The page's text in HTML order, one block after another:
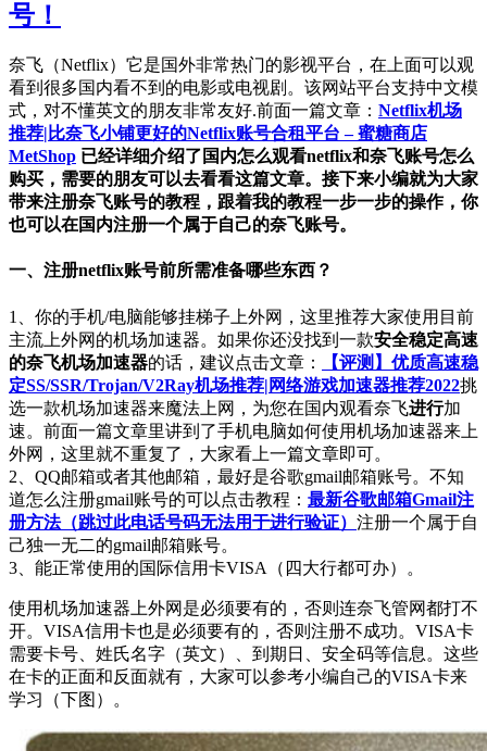
号！
奈飞（Netflix）它是国外非常热门的影视平台，在上面可以观
看到很多国内看不到的电影或电视剧。该网站平台支持中文模
式，对不懂英文的朋友非常友好.前面一篇文章： Netflix机场
推荐|比奈飞小铺更好的Netflix账号合租平台 – 蜜糖商店
MetShop 已经详细介绍了国内怎么观看netflix和奈飞账号怎么
购买，需要的朋友可以去看看这篇文章。接下来小编就为大家
带来注册奈飞账号的教程，跟着我的教程一步一步的操作，你
也可以在国内注册一个属于自己的奈飞账号。
一、注册netflix账号前所需准备哪些东西？
1、你的手机/电脑能够挂梯子上外网，这里推荐大家使用目前
主流上外网的机场加速器。如果你还没找到一款安全稳定高速
的奈飞机场加速器的话，建议点击文章：
【评测】优质高速稳
定SS/SSR/Trojan/V2Ray机场推荐|网络游戏加速器推荐2022挑
选一款机场加速器来魔法上网，为您在国内观看奈飞进行加
速。前面一篇文章里讲到了手机电脑如何使用机场加速器来上
外网，这里就不重复了，大家看上一篇文章即可。
2、QQ邮箱或者其他邮箱，最好是谷歌gmail邮箱账号。不知
道怎么注册gmail账号的可以点击教程： 最新谷歌邮箱Gmail注
册方法（跳过此电话号码无法用于进行验证） 注册一个属于自
己独一无二的gmail邮箱账号。
3、能正常使用的国际信用卡VISA（四大行都可办）。
使用机场加速器上外网是必须要有的，否则连奈飞管网都打不
开。VISA信用卡也是必须要有的，否则注册不成功。VISA卡
需要卡号、姓氏名字（英文）、到期日、安全码等信息。这些
在卡的正面和反面就有，大家可以参考小编自己的VISA卡来
学习（下图）。